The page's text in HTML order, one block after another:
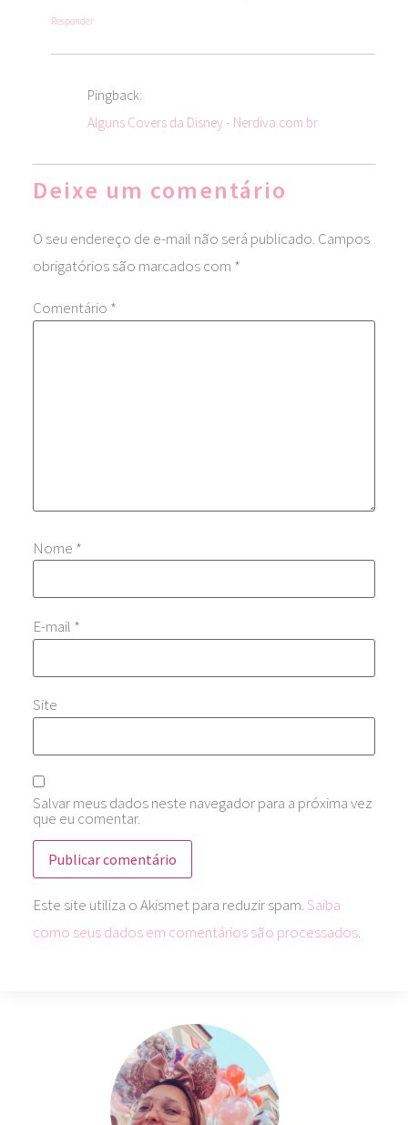
Responder
Pingback:
Alguns Covers da Disney - Nerdiva.com.br
Deixe um comentário
O seu endereço de e-mail não será publicado. Campos
obrigatórios são marcados com *
Comentário *
Nome *
E-mail *
Site
Salvar meus dados neste navegador para a próxima vez
que eu comentar.
Este site utiliza o Akismet para reduzir spam. Saiba
como seus dados em comentários são processados.